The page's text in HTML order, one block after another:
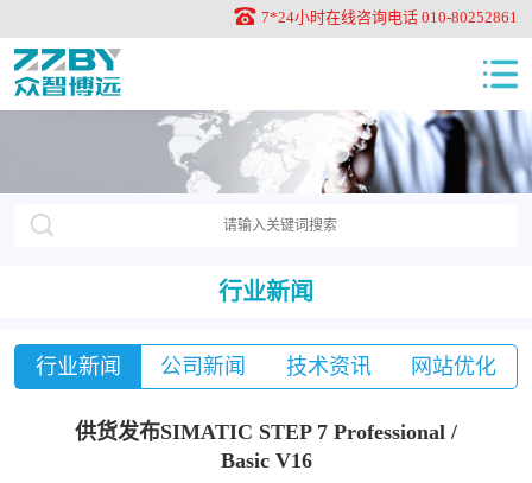
7*24小时在线咨询电话 010-80252861
行业新闻
行业新闻 公司新闻 技术资讯 网站优化
供货发布SIMATIC STEP 7 Professional /
Basic V16